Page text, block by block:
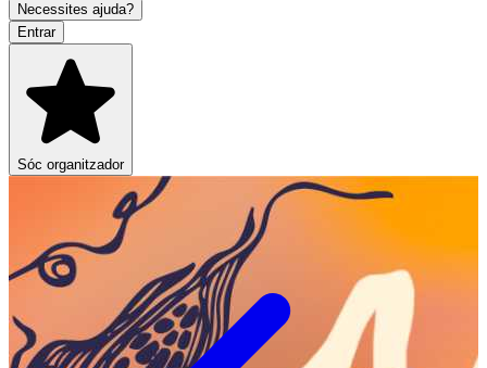
Necessites ajuda?
Entrar
Sóc organitzador